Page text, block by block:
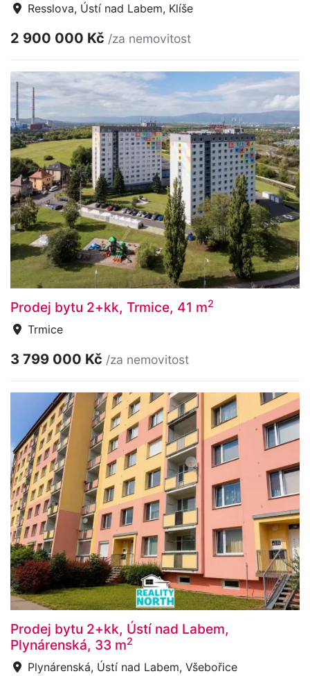
Resslova, Ústí nad Labem, Klíše
2 900 000 Kč /za nemovitost
Prodej bytu 2+kk, Trmice, 41 m2
Trmice
3 799 000 Kč /za nemovitost
Prodej bytu 2+kk, Ústí nad Labem,
Plynárenská, 33 m2
Plynárenská, Ústí nad Labem, Všebořice